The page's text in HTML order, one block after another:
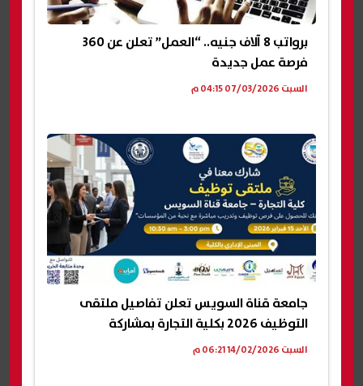
برواتب 8 آلاف جنيه.. “العمل” تعلن عن 360
فرصة عمل جديدة
السبت 07/03/2026 04:15 م
جامعة قناة السويس تعلن تفاصيل ملتقى
التوظيف 2026 بكلية التجارة بمشاركة
السبت 14/02/2026 06:21 م